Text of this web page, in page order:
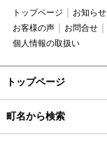
トップページ お知らせ
お客様の声
お問合せ
個人情報の取扱い
トップページ
町名から検索